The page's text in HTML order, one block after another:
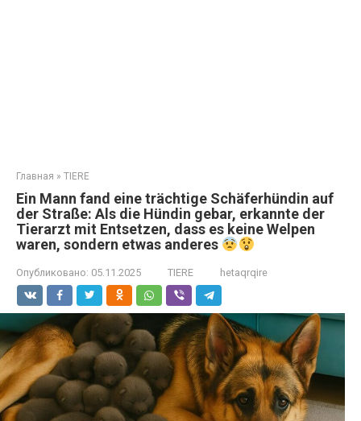
Главная » TIERE
Ein Mann fand eine trächtige Schäferhündin auf
der Straße: Als die Hündin gebar, erkannte der
Tierarzt mit Entsetzen, dass es keine Welpen
waren, sondern etwas anderes
Опубликовано: 05.11.2025 TIERE hetaqrqire